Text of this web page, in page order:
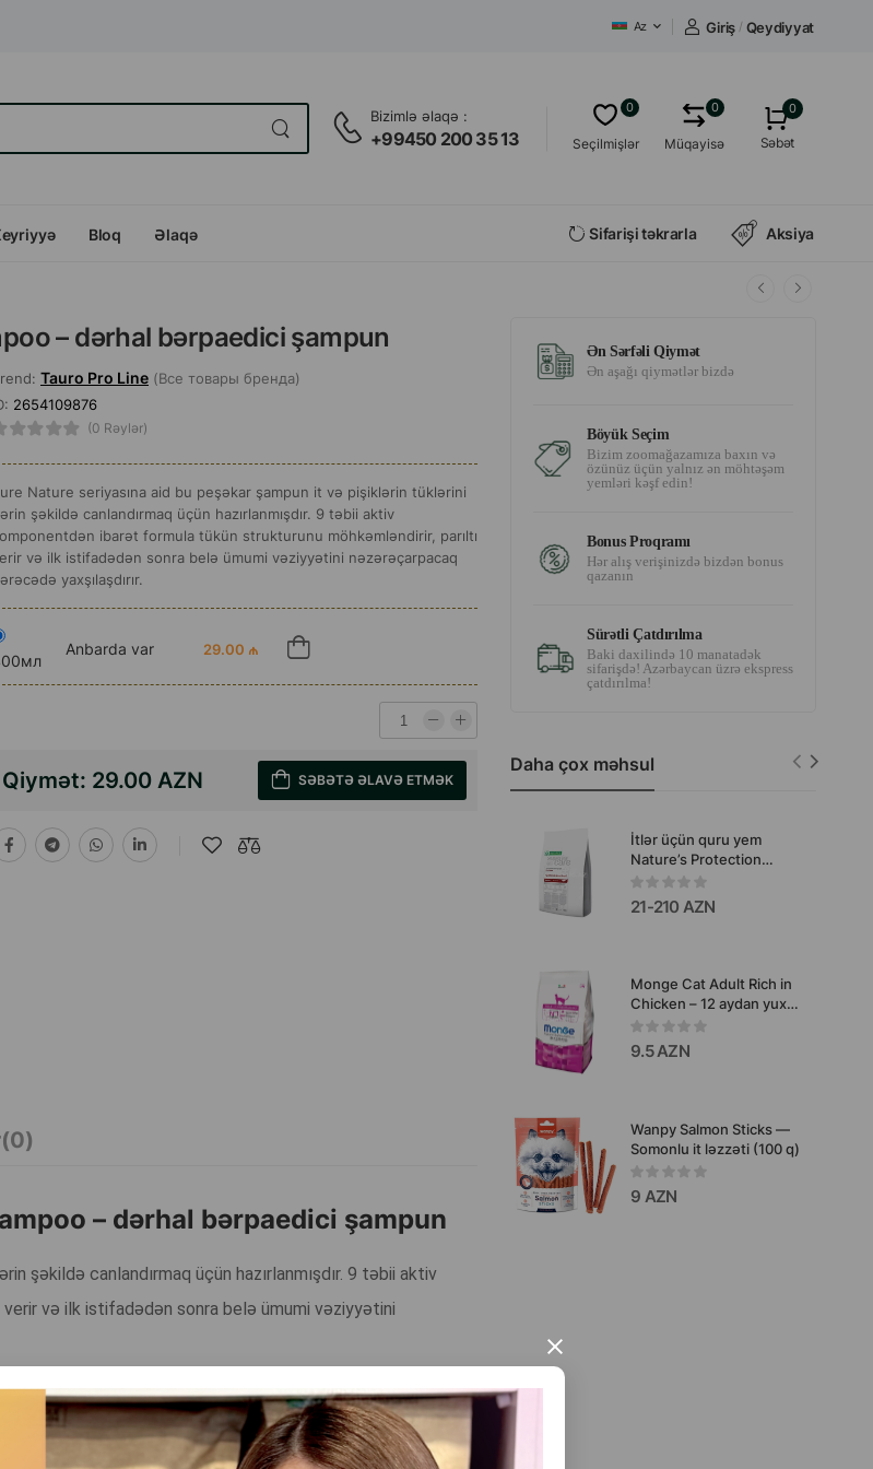
×
Az Giriş / Qeydiyyat
Bizimlə əlaqə :
+99450 200 35 13 Seçilmişlər
0
Müqayisə
0 0
Səbət
Bloq Əlaqə Sifarişi təkrarla Aksiya
– dərhal bərpaedici şampun
Tauro Pro Line (Все товары бренда)
2654109876
(0 Rəylər)
Nature seriyasına aid bu peşəkar şampun it və pişiklərin tüklərini
şəkildə canlandırmaq üçün hazırlanmışdır. 9 təbii aktiv
ibarət formula tükün strukturunu möhkəmləndirir, parıltı
və ilk istifadədən sonra belə ümumi vəziyyətini nəzərəçarpacaq
yaxşılaşdırır.
Anbarda var 29.00 ₼
Qiymət: 29.00 AZN SƏBƏTƏ ƏLAVƏ ETMƏK
– dərhal bərpaedici şampun
şəkildə canlandırmaq üçün hazırlanmışdır. 9 təbii aktiv
və ilk istifadədən sonra belə ümumi vəziyyətini
Ən Sərfəli Qiymət
Ən aşağı qiymətlər bizdə
Böyük Seçim
Bizim zoomağazamıza baxın və
özünüz üçün yalnız ən möhtəşəm
yemləri kəşf edin!
Bonus Proqramı
Hər alış verişinizdə bizdən bonus
qazanın
Sürətli Çatdırılma
Baki daxilində 10 manatadək
sifarişdə! Azərbaycan üzrə ekspress
çatdırılma!
Daha çox məhsul
İtlər üçün quru yem
Nature’s Protection
Superior Care
Gastrointestinal.
21-210 AZN
Monge Cat Adult Rich in
Chicken – 12 aydan yuxarı
yetkin pişiklər üçün,
toyuq ətinin dadına malik
quru yem, 400 q.
9.5 AZN
Wanpy Salmon Sticks —
Somonlu it ləzzəti (100 q)
9 AZN